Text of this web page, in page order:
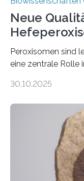
Neue
Peroxisomen sind
eine zentrale Rolle
erfüllen können,
der Ruhr-
und Dr. Ismaila
unbekannten
peroxisomalen
Saccharomyces
Funktionsfähigkeit
30.10.2025